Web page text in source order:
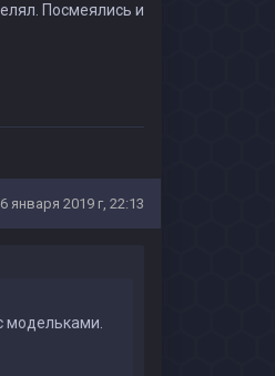
Посмеялись и
6 января 2019 г, 22:13
модельками.